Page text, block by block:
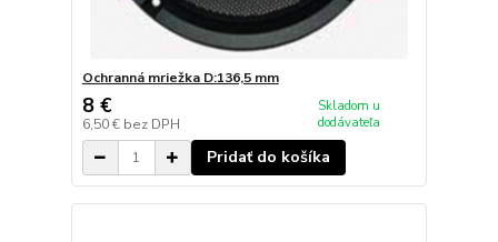
Ochranná mriežka D:136,5 mm
8 €
6,50 € bez DPH
Skladom u
dodávateľa
Pridať do košíka